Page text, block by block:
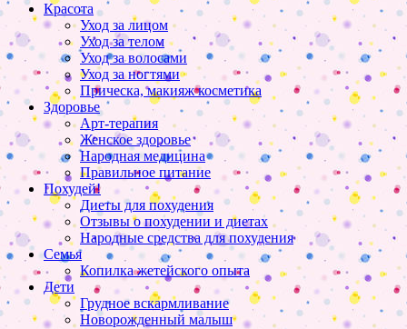
Красота
Уход за лицом
Уход за телом
Уход за волосами
Уход за ногтями
Прическа, макияж косметика
Здоровье
Арт-терапия
Женское здоровье
Народная медицина
Правильное питание
Похудей!
Диеты для похудения
Отзывы о похудении и диетах
Народные средства для похудения
Семья
Копилка жетейского опыта
Дети
Грудное вскармливание
Новорожденный малыш